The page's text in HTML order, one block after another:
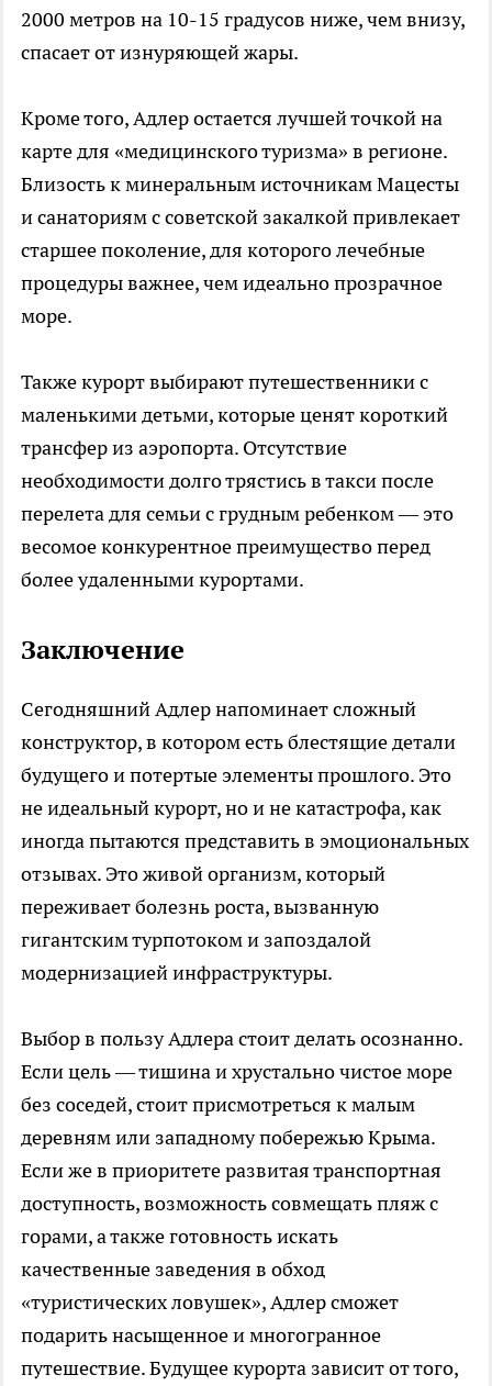
2000 метров на 10-15 градусов ниже, чем внизу,
спасает от изнуряющей жары.
Кроме того, Адлер остается лучшей точкой на
карте для «медицинского туризма» в регионе.
Близость к минеральным источникам Мацесты
и санаториям с советской закалкой привлекает
старшее поколение, для которого лечебные
процедуры важнее, чем идеально прозрачное
море.
Также курорт выбирают путешественники с
маленькими детьми, которые ценят короткий
трансфер из аэропорта. Отсутствие
необходимости долго трястись в такси после
перелета для семьи с грудным ребенком — это
весомое конкурентное преимущество перед
более удаленными курортами.
Заключение
Сегодняшний Адлер напоминает сложный
конструктор, в котором есть блестящие детали
будущего и потертые элементы прошлого. Это
не идеальный курорт, но и не катастрофа, как
иногда пытаются представить в эмоциональных
отзывах. Это живой организм, который
переживает болезнь роста, вызванную
гигантским турпотоком и запоздалой
модернизацией инфраструктуры.
Выбор в пользу Адлера стоит делать осознанно.
Если цель — тишина и хрустально чистое море
без соседей, стоит присмотреться к малым
деревням или западному побережью Крыма.
Если же в приоритете развитая транспортная
доступность, возможность совмещать пляж с
горами, а также готовность искать
качественные заведения в обход
«туристических ловушек», Адлер сможет
подарить насыщенное и многогранное
путешествие. Будущее курорта зависит от того,